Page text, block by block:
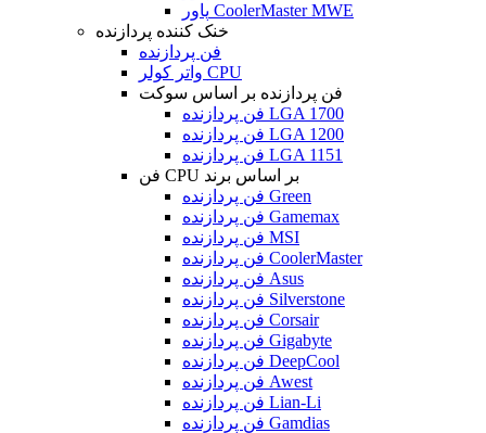
پاور CoolerMaster MWE
خنک کننده پردازنده
فن پردازنده
واتر کولر CPU
فن پردازنده بر اساس سوکت
فن پردازنده LGA 1700
فن پردازنده LGA 1200
فن پردازنده LGA 1151
فن CPU بر اساس برند
فن پردازنده Green
فن پردازنده Gamemax
فن پردازنده MSI
فن پردازنده CoolerMaster
فن پردازنده Asus
فن پردازنده Silverstone
فن پردازنده Corsair
فن پردازنده Gigabyte
فن پردازنده DeepCool
فن پردازنده Awest
فن پردازنده Lian-Li
فن پردازنده Gamdias